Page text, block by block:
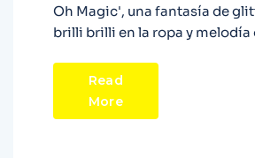
Oh Magic', una fantasía de
brilli brilli en la ropa y melodía
Read
More